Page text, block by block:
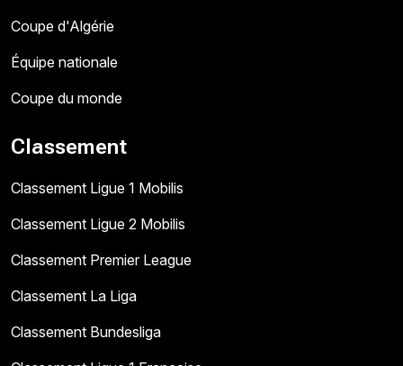
Coupe d'Algérie
Équipe nationale
Coupe du monde
Classement
Classement Ligue 1 Mobilis
Classement Ligue 2 Mobilis
Classement Premier League
Classement La Liga
Classement Bundesliga